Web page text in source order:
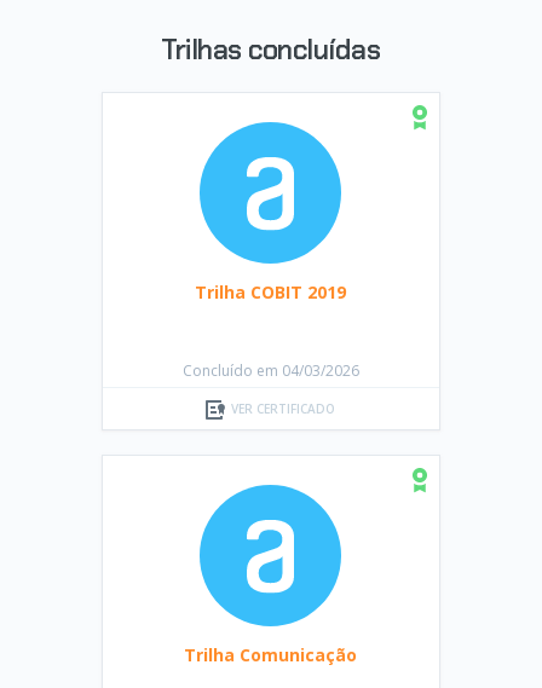
Trilhas concluídas
Trilha COBIT 2019
Concluído em 04/03/2026
VER CERTIFICADO
Trilha Comunicação